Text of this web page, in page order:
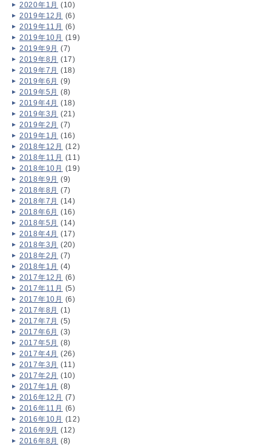
2020年1月 (10)
2019年12月 (6)
2019年11月 (6)
2019年10月 (19)
2019年9月 (7)
2019年8月 (17)
2019年7月 (18)
2019年6月 (9)
2019年5月 (8)
2019年4月 (18)
2019年3月 (21)
2019年2月 (7)
2019年1月 (16)
2018年12月 (12)
2018年11月 (11)
2018年10月 (19)
2018年9月 (9)
2018年8月 (7)
2018年7月 (14)
2018年6月 (16)
2018年5月 (14)
2018年4月 (17)
2018年3月 (20)
2018年2月 (7)
2018年1月 (4)
2017年12月 (6)
2017年11月 (5)
2017年10月 (6)
2017年8月 (1)
2017年7月 (5)
2017年6月 (3)
2017年5月 (8)
2017年4月 (26)
2017年3月 (11)
2017年2月 (10)
2017年1月 (8)
2016年12月 (7)
2016年11月 (6)
2016年10月 (12)
2016年9月 (12)
2016年8月 (8)